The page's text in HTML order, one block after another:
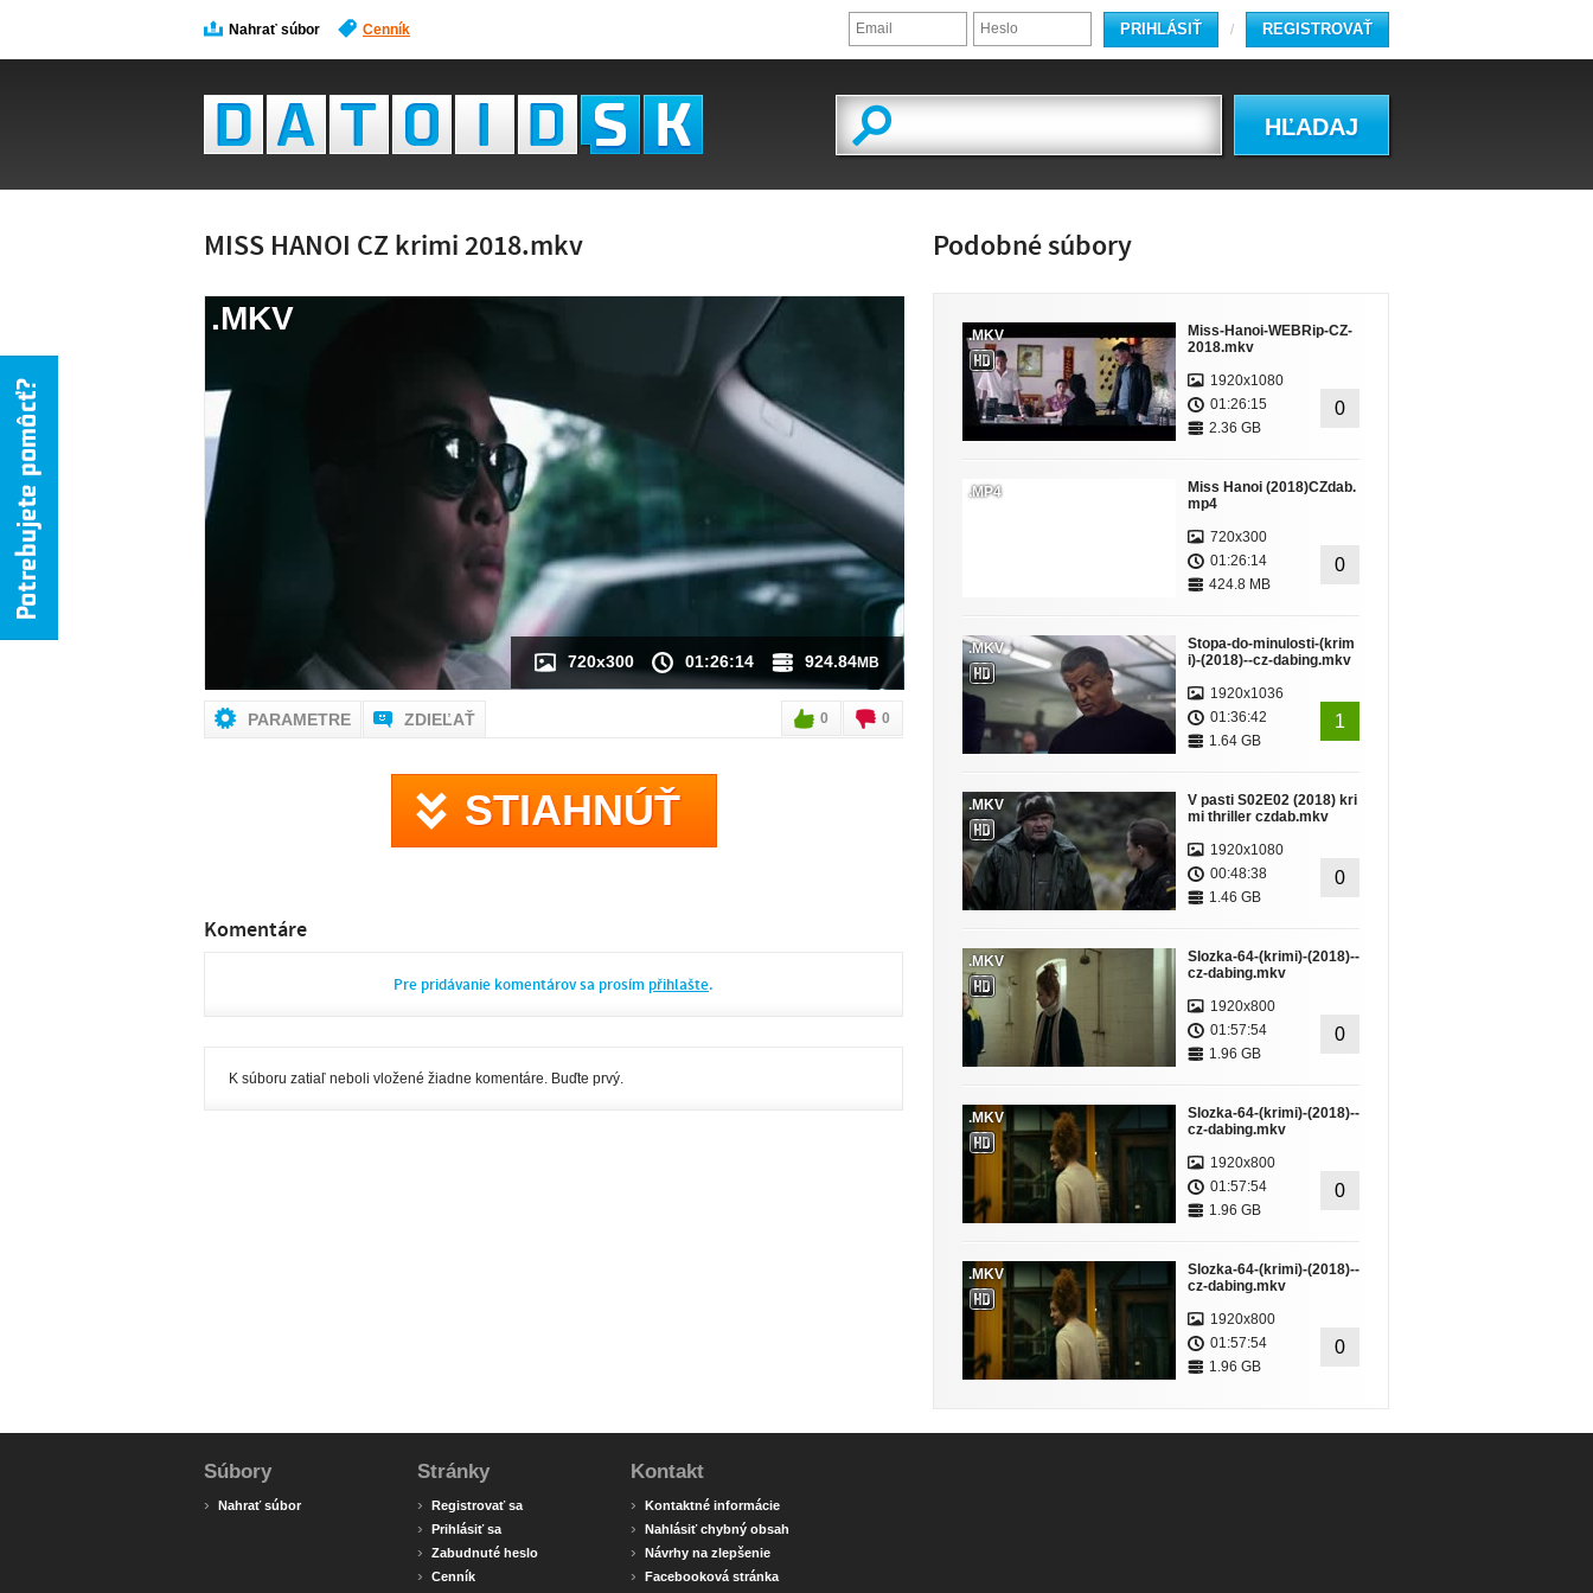
Nahrať súbor Cenník /
PRIHLÁSIŤ REGISTROVAŤ
HĽADAJ
MISS HANOI CZ krimi 2018.mkv
NÁHĽAD VIDEA
NIE JE K DISPOZÍCII
720x300 01:26:14 924.84MB
.MKV
PARAMETRE ZDIEĽAŤ 0 0
STIAHNÚŤ
Komentáre
Pre pridávanie komentárov sa prosím přihlašte.
K súboru zatiaľ neboli vložené žiadne komentáre. Buďte prvý.
Podobné súbory
.MKV
Miss-Hanoi-WEBRip-CZ-
2018.mkv
1920x1080
01:26:15
2.36 GB
0
.MP4
Miss Hanoi (2018)CZdab.
mp4
720x300
01:26:14
424.8 MB
0
.MKV
Stopa-do-minulosti-(krim
i)-(2018)--cz-dabing.mkv
1920x1036
01:36:42
1.64 GB
1
.MKV
V pasti S02E02 (2018) kri
mi thriller czdab.mkv
1920x1080
00:48:38
1.46 GB
0
.MKV
Slozka-64-(krimi)-(2018)--
cz-dabing.mkv
1920x800
01:57:54
1.96 GB
0
.MKV
Slozka-64-(krimi)-(2018)--
cz-dabing.mkv
1920x800
01:57:54
1.96 GB
0
.MKV
Slozka-64-(krimi)-(2018)--
cz-dabing.mkv
1920x800
01:57:54
1.96 GB
0
Súbory
› Nahrať súbor
Stránky
› Registrovať sa
› Prihlásiť sa
› Zabudnuté heslo
› Cenník
Kontakt
› Kontaktné informácie
› Nahlásiť chybný obsah
› Návrhy na zlepšenie
› Facebooková stránka